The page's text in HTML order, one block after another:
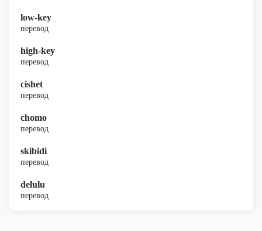
low-key
перевод
high-key
перевод
cishet
перевод
chomo
перевод
skibidi
перевод
delulu
перевод